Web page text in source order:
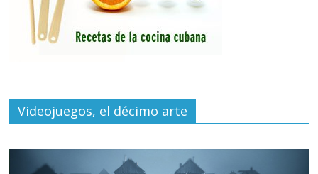
Videojuegos, el décimo arte